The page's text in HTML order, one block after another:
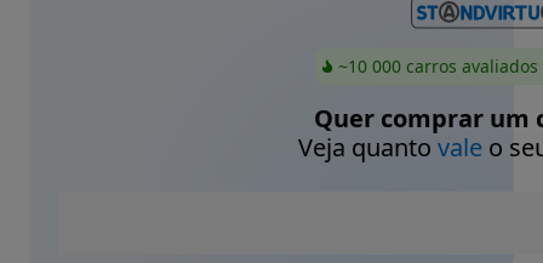
~10 000 carros
Quer comprar um
Veja quanto valeo